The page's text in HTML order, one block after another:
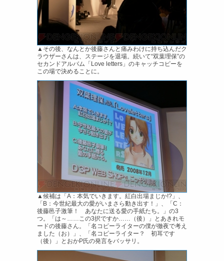
▲その後、なんとか後藤さんと痛みわけに持ち込んだク
ラウザーさんは、ステージを退場。続いて“双葉理保”の
セカンドアルバム「Love letters」のキャッチコピーを
この場で決めることに。
▲候補は「A：本気でいきます。紅白出場まじか!?」、
「B：今世紀最大の愛がいまさら動き出す！」、「C：
後藤邑子激筆！ あなたに送る愛の手紙たち。」の3
つ。「は～……この3択ですか……（後）」とあきれモ
ードの後藤さん。「名コピーライターの僕が徹夜で考え
ました（お）」、「名コピーライター？ 初耳です
（後）」とおかP氏の発言をバッサリ。